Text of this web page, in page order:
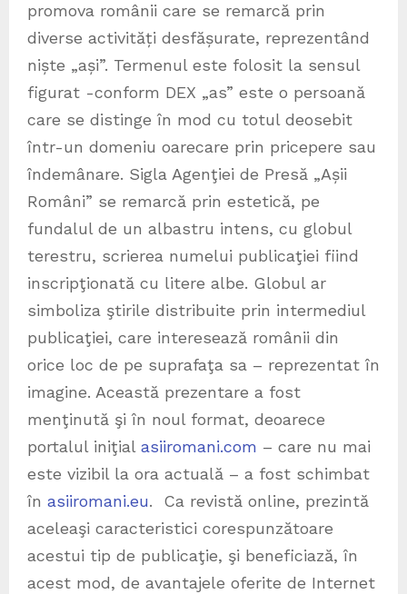
promova românii care se remarcă prin
diverse activități desfășurate, reprezentând
niște „ași”. Termenul este folosit la sensul
figurat -conform DEX „as” este o persoană
care se distinge în mod cu totul deosebit
într-un domeniu oarecare prin pricepere sau
îndemânare. Sigla Agenţiei de Presă „Așii
Români” se remarcă prin estetică, pe
fundalul de un albastru intens, cu globul
terestru, scrierea numelui publicaţiei fiind
inscripţionată cu litere albe. Globul ar
simboliza ştirile distribuite prin intermediul
publicaţiei, care interesează românii din
orice loc de pe suprafaţa sa – reprezentat în
imagine. Această prezentare a fost
menţinută şi în noul format, deoarece
portalul iniţial asiiromani.com – care nu mai
este vizibil la ora actuală – a fost schimbat
în asiiromani.eu. Ca revistă online, prezintă
aceleaşi caracteristici corespunzătoare
acestui tip de publicaţie, şi beneficiază, în
acest mod, de avantajele oferite de Internet